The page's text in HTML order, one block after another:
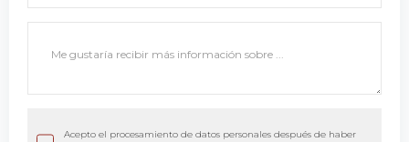
Acepto el procesamiento de datos personales después de haber